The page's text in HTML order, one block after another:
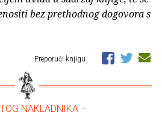
bez prethodnog dogovora s
Preporuči knjigu
NAKLADNIKA –